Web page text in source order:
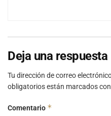
Deja una respuesta
Tu dirección de correo
obligatorios están marcados con
Comentario *